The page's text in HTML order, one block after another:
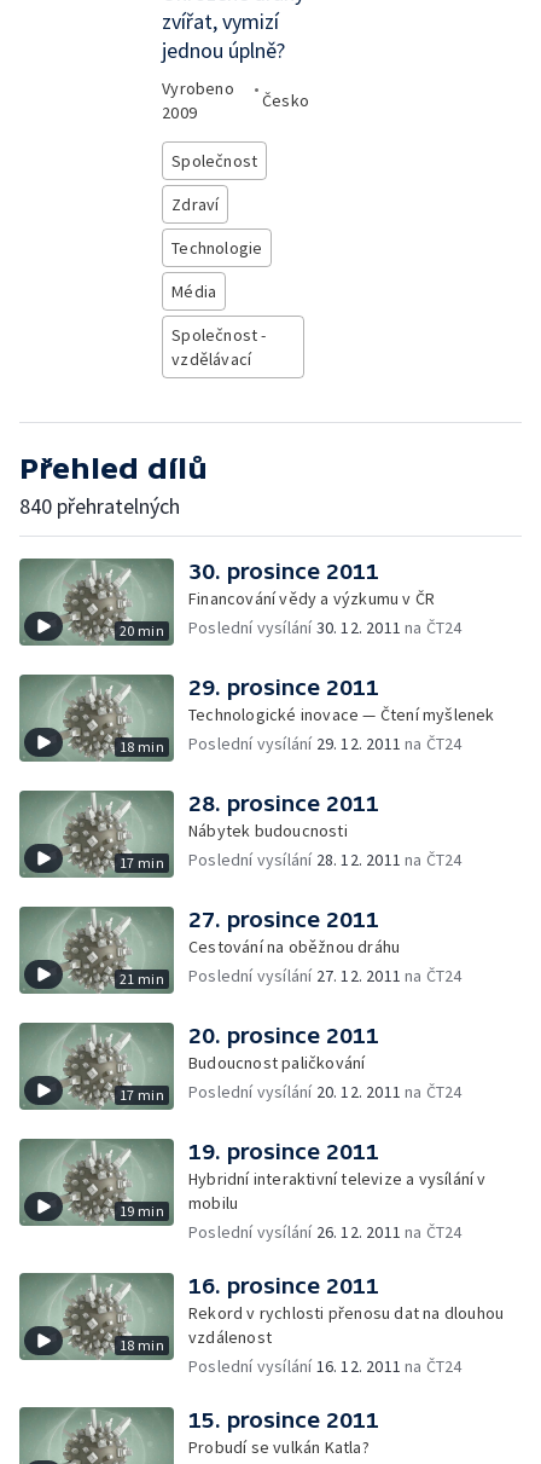
zvířat, vymizí
jednou úplně?
Vyrobeno
2009
•
Česko
Společnost
Zdraví
Technologie
Média
Společnost -
vzdělávací
Přehled dílů
840 přehratelných
20 min
30. prosince 2011
Financování vědy a výzkumu v ČR
Poslední vysílání30. 12. 2011 na ČT24
18 min
29. prosince 2011
Technologické inovace — Čtení myšlenek
Poslední vysílání 29. 12. 2011 na ČT24
17 min
28. prosince 2011
Nábytek budoucnosti
Poslední vysílání 28. 12. 2011 na ČT24
21 min
27. prosince 2011
Cestování na oběžnou dráhu
Poslední vysílání 27. 12. 2011 na ČT24
17 min
20. prosince 2011
Budoucnost paličkování
Poslední vysílání 20. 12. 2011 na ČT24
19 min
19. prosince 2011
Hybridní interaktivní televize a vysílání v
mobilu
Poslední vysílání 26. 12. 2011 na ČT24
18 min
16. prosince 2011
Rekord v rychlosti přenosu dat na dlouhou
vzdálenost
Poslední vysílání16. 12. 2011 na ČT24
15. prosince 2011
Probudí se vulkán Katla?